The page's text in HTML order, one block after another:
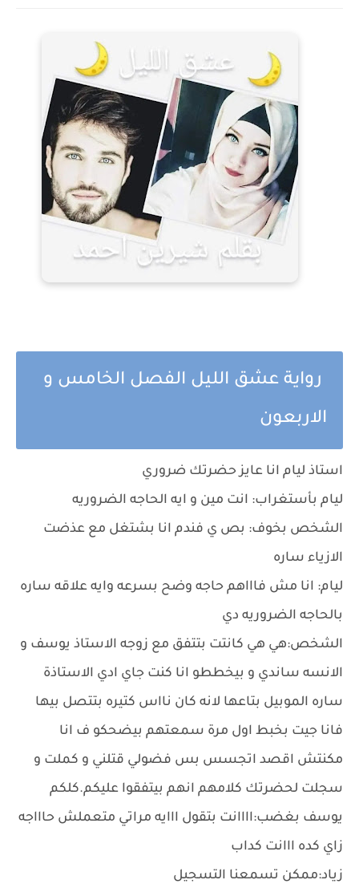
رواية عشق الليل الفصل الخامس و
الاربعون
استاذ ليام انا عايز حضرتك ضروري
ليام بأستغراب: انت مين و ايه الحاجه الضروريه
الشخص بخوف: بص ي فندم انا بشتغل مع عذضت
الازياء ساره
ليام: انا مش فاااهم حاجه وضح بسرعه وايه علاقه ساره
بالحاجه الضروريه دي
الشخص:هي هي كانتت بتتفق مع زوجه الاستاذ يوسف و
الانسه ساندي و بيخططو انا كنت جاي ادي الاستاذة
ساره الموبيل بتاعها لانه كان نااس كتيره بتتصل بيها
فانا جيت بخبط اول مرة سمعتهم بيضحكو ف انا
مكنتش اقصد اتجسس بس فضولي قتلني و كملت و
سجلت لحضرتك كلامهم انهم بيتفقوا عليكم.كلكم
يوسف بغضب:اااانت بتقول ااايه مراتي متعملش حاااجه
زاي كده ااانت كداب
زياد:ممكن تسمعنا التسجيل